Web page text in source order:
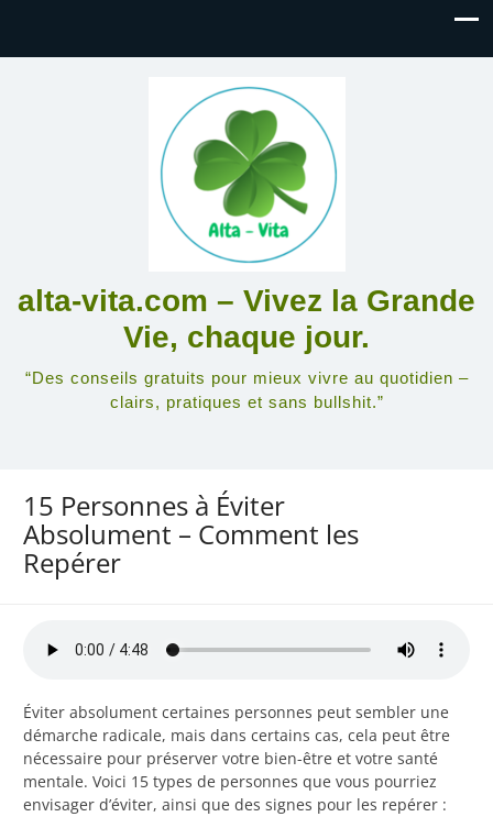
alta-vita.com – Vivez la Grande
Vie, chaque jour.
“Des conseils gratuits pour mieux vivre au quotidien –
clairs, pratiques et sans bullshit.”
15 Personnes à Éviter
Absolument – Comment les
Repérer
Éviter absolument certaines personnes peut sembler une
démarche radicale, mais dans certains cas, cela peut être
nécessaire pour préserver votre bien-être et votre santé
mentale. Voici 15 types de personnes que vous pourriez
envisager d’éviter, ainsi que des signes pour les repérer :